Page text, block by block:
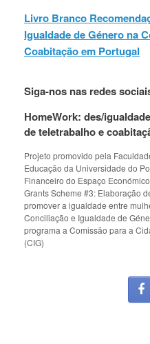
Livro Branco
Igualdade de Género na
Coabitação em Portugal
Siga-nos nas redes
HomeWork: des/
de teletrabalho e
Projeto promovido pela
Educação da Universidade do
Financeiro do Espaço
Grants Scheme #3: Elaboração
promover a igualdade entre
Conciliação e Igualdade de
programa a Comissão para a
(CIG)